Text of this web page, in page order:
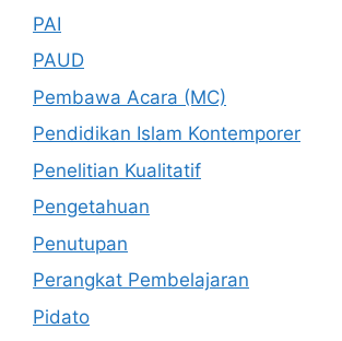
PAI
PAUD
Pembawa Acara (MC)
Pendidikan Islam Kontemporer
Penelitian Kualitatif
Pengetahuan
Penutupan
Perangkat Pembelajaran
Pidato